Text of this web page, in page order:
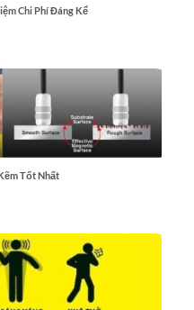
Chi Phí Đáng Kể
Tốt Nhất